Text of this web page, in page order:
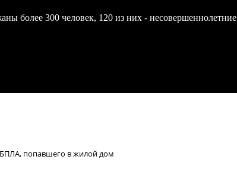
более 300 человек, 120 из них - несовершеннолетние
попавшего в жилой дом